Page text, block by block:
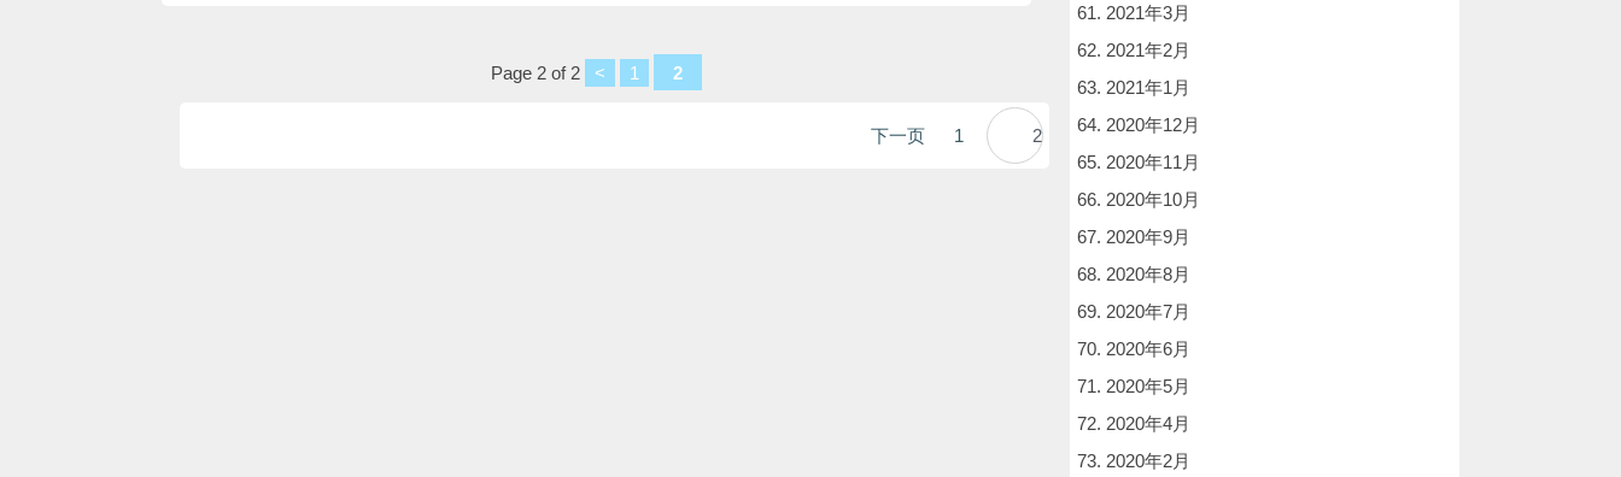
Page 2 of 2 < 1 2
下一页 1 2
2021年3月
2021年2月
2021年1月
2020年12月
2020年11月
2020年10月
2020年9月
2020年8月
2020年7月
2020年6月
2020年5月
2020年4月
2020年2月